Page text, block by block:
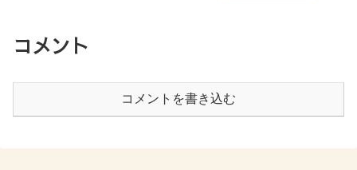
コメント
コメントを書き込む